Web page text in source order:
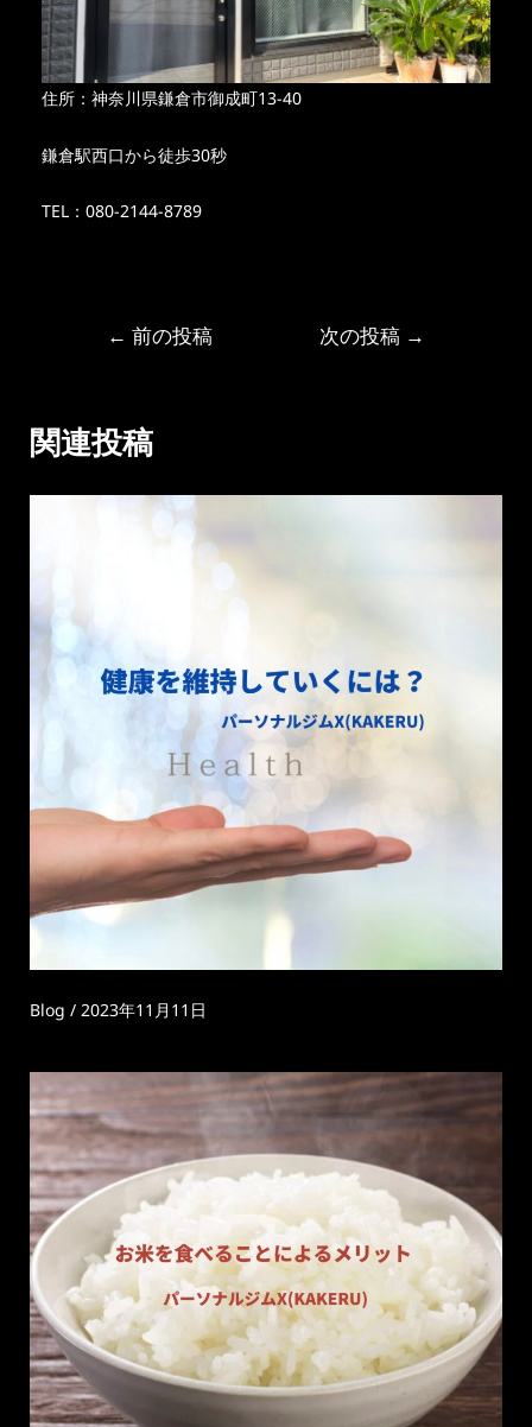
住所：神奈川県鎌倉市御成町13-40
鎌倉駅西口から徒歩30秒
TEL：080-2144-8789
← 前の投稿 次の投稿 →
関連投稿
Blog / 2023年11月11日